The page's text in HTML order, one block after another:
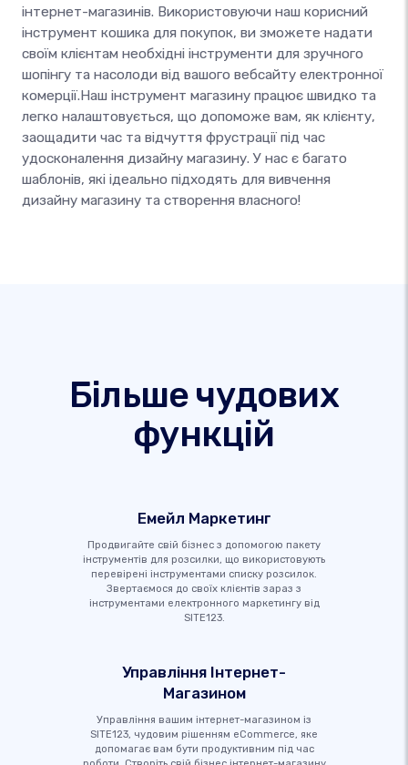
інтернет-магазинів. Використовуючи наш корисний
інструмент кошика для покупок, ви зможете надати
своїм клієнтам необхідні інструменти для зручного
шопінгу та насолоди від вашого вебсайту електронної
комерції.Наш інструмент магазину працює швидко та
легко налаштовується, що допоможе вам, як клієнту,
заощадити час та відчуття фрустрації під час
удосконалення дизайну магазину. У нас є багато
шаблонів, які ідеально підходять для вивчення
дизайну магазину та створення власного!
Більше чудових
функцій
Емейл Маркетинг
Продвигайте свій бізнес з допомогою пакету
інструментів для розсилки, що використовують
перевірені інструментами списку розсилок.
Звертаємося до своїх клієнтів зараз з
інструментами електронного маркетингу від
SITE123.
Управління Інтернет-
Магазином
Управління вашим інтернет-магазином із
SITE123, чудовим рішенням eCommerce, яке
допомагає вам бути продуктивним під час